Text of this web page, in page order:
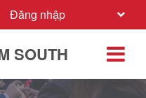
Đăng nhập
SOUTH